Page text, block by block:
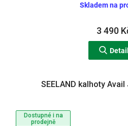
Skladem na
3 490
Detail
Dostupné i na
prodejně
SEELAND kalhoty